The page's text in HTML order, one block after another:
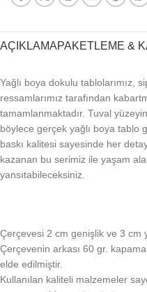
AÇIKLAMAPAKETLEME &
Yağlı boya dokulu tablolarımız,
ressamlarımız tarafından
tamamlanmaktadır. Tuval
böylece gerçek yağlı boya tablo
baskı kalitesi sayesinde her
kazanan bu serimiz ile yaşam
yansıtabileceksiniz.
Çerçevesi 2 cm genişlik ve 3 cm
Çerçevenin arkası 60 gr.
elde edilmiştir.
Kullanılan kaliteli malzemeler